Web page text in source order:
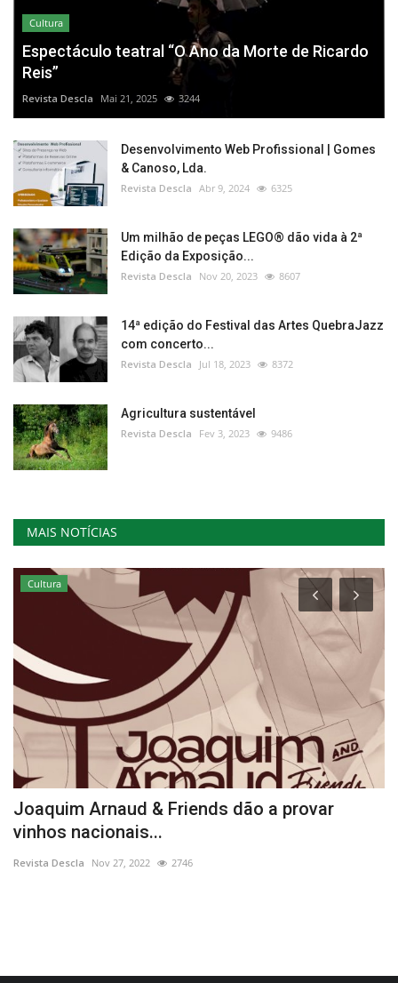
Cultura
Espectáculo teatral “O Ano da Morte de Ricardo
Reis”
Revista Descla Mai 21, 2025 3244
Desenvolvimento Web Profissional | Gomes
& Canoso, Lda.
Revista Descla Abr 9, 2024 6325
Um milhão de peças LEGO® dão vida à 2ª
Edição da Exposição...
Revista Descla Nov 20, 2023 8607
14ª edição do Festival das Artes QuebraJazz
com concerto...
Revista Descla Jul 18, 2023 8372
Agricultura sustentável
Revista Descla Fev 3, 2023 9486
MAIS NOTÍCIAS
Cultura
Joaquim Arnaud & Friends dão a provar
vinhos nacionais...
Revista Descla Nov 27, 2022 2746